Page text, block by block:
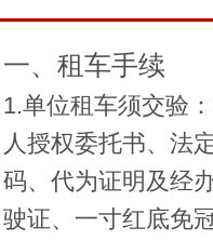
一、租车手续
1.单位租车须交验
人授权委托书、法
码、代为证明及经
驶证、一寸红底免